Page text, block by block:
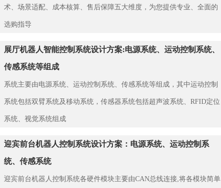
术、场景适配、成本核算、售后保障五大维度，为您提供专业、全面的
选购指导
展厅机器人智能控制系统设计方案:电源系统、运动控制系统、
传感系统等组成
系统主要由电源系统、运动控制系统、传感系统等组成，其中运动控制
系统包括双臂系统及移动系统，传感器系统包括超声波系统、RFID定位
系统、视觉系统组成
迎宾前台机器人控制系统设计方案：电源系统、运动控制系
统、传感系统
迎宾前台机器人控制系统各硬件模块主要由CAN总线连接,将各模块简单